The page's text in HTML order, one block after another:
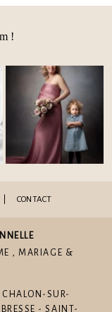
!
CONTACT
, MARIAGE &
SUR-
- SAINT-